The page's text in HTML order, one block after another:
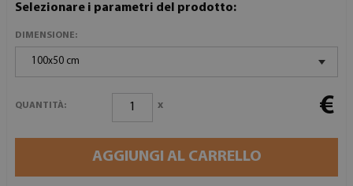
Selezionare i parametri del prodotto:
DIMENSIONE:
100x50 cm
QUANTITÀ: x €
AGGIUNGI AL CARRELLO